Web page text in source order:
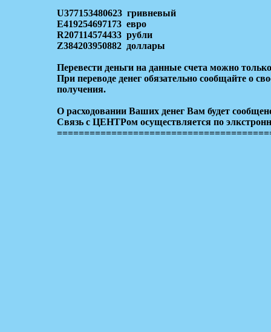
U377153480623 гривневый
E419254697173 евро
R207114574433 рубли
Z384203950882 доллары
Перевести деньги на данные счета можно
При переводе денег обязательно сообщайте о
получения.
О расходовании Ваших денег Вам будет
Связь с ЦЕНТРом осуществляется по